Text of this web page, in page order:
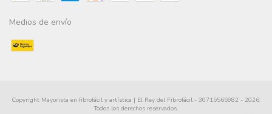
Medios de envío
Copyright Mayorista en fibrofácil y artística | El Rey del Fibrofácil - 30715565982 - 2026.
Todos los derechos reservados.